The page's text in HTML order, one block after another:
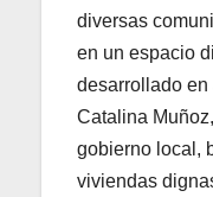
diversas
en un espacio
desarrollado
Catalina
gobierno local,
viviendas